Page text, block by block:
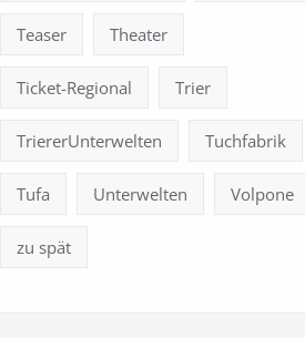
Teaser Theater
Ticket-Regional Trier
TriererUnterwelten Tuchfabrik
Tufa Unterwelten Volpone
zu spät